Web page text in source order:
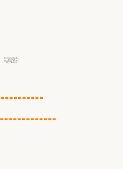
あなたの心の中にある
会いたい人
忘れられない思い出を
新しく蘇らせる